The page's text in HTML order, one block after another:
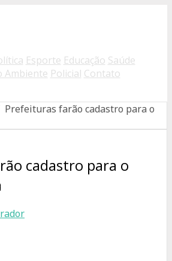
Esporte Educação Saúde
Ambiente Policial Contato
farão cadastro para o
cadastro para o